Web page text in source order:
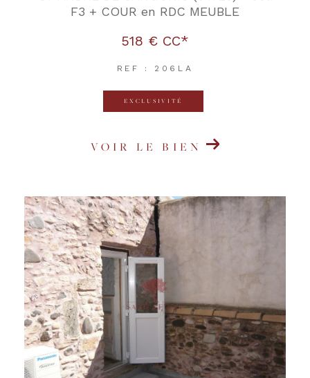
F3 + COUR en RDC MEUBLE
518 € CC*
REF : 206LA
EXCLUSIVITÉ
VOIR LE BIEN